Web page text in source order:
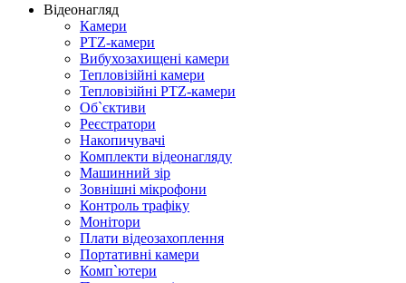
Відеонагляд
Камери
PTZ-камери
Вибухозахищені камери
Тепловізійні камери
Тепловізійні PTZ-камери
Об`єктиви
Реєстратори
Накопичувачі
Комплекти відеонагляду
Машинний зір
Зовнішні мікрофони
Контроль трафіку
Монітори
Плати відеозахоплення
Портативні камери
Комп`ютери